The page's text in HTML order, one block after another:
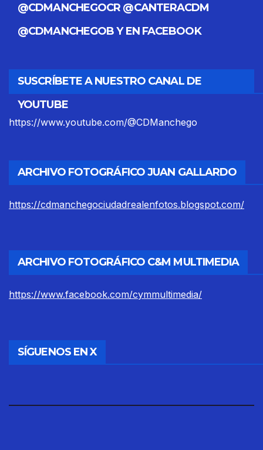
@CDMANCHEGOCR @CANTERACDM
@CDMANCHEGOB Y EN FACEBOOK
SUSCRÍBETE A NUESTRO CANAL DE
YOUTUBE
https://www.youtube.com/@CDManchego
ARCHIVO FOTOGRÁFICO JUAN GALLARDO
https://cdmanchegociudadrealenfotos.blogspot.com/
ARCHIVO FOTOGRÁFICO C&M MULTIMEDIA
https://www.facebook.com/cymmultimedia/
SÍGUENOS EN X